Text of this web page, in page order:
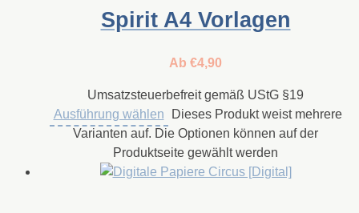
Spirit A4 Vorlagen
Ab €4,90
Umsatzsteuerbefreit gemäß UStG §19
Ausführung wählen
Dieses Produkt weist mehrere
Varianten auf. Die Optionen können auf der
Produktseite gewählt werden